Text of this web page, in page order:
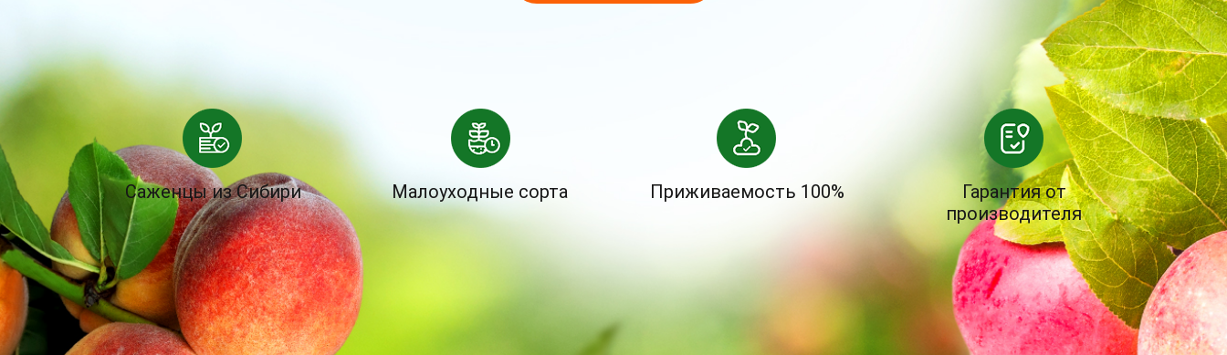
Саженцы из Сибири Малоуходные сорта Приживаемость 100%
Гарантия от
производителя